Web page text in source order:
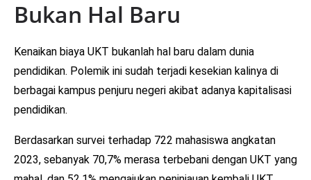
Bukan Hal Baru
Kenaikan biaya UKT bukanlah hal baru dalam dunia
pendidikan. Polemik ini sudah terjadi kesekian kalinya di
berbagai kampus penjuru negeri akibat adanya kapitalisasi
pendidikan.
Berdasarkan survei terhadap 722 mahasiswa angkatan
2023, sebanyak 70,7% merasa terbebani dengan UKT yang